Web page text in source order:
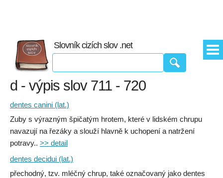
Slovník cizích slov .net
d - výpis slov 711 - 720
dentes canini (lat.)
Zuby s výrazným špičatým hrotem, které v lidském chrupu
navazují na řezáky a slouží hlavně k uchopení a natržení
potravy.. >> detail
dentes decidui (lat.)
přechodný, tzv. mléčný chrup, také označovaný jako dentes